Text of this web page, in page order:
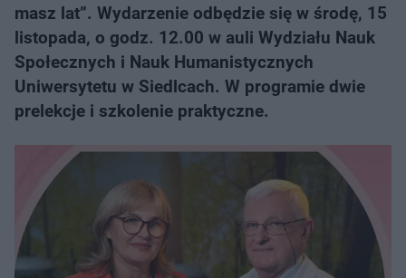
masz lat”. Wydarzenie odbędzie się w środę, 15
listopada, o godz. 12.00 w auli Wydziału Nauk
Społecznych i Nauk Humanistycznych
Uniwersytetu w Siedlcach. W programie dwie
prelekcje i szkolenie praktyczne.